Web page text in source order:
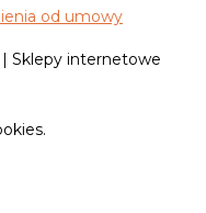
od umowy
Sklepy internetowe